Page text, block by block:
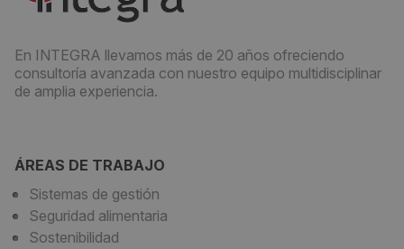
En INTEGRA llevamos más de 20 años ofreciendo
consultoría avanzada con nuestro equipo multidisciplinar
de amplia experiencia.
ÁREAS DE TRABAJO
Sistemas de gestión
Seguridad alimentaria
Sostenibilidad